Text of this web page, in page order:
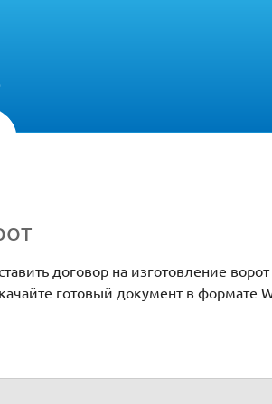
договор на изготовление
готовый документ в формате